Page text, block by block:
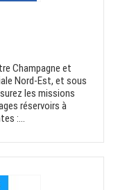
Champagne et
Nord-Est, et sous
les missions
réservoirs à
:...